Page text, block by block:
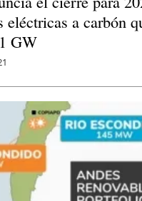
eléctricas a carbón
GW